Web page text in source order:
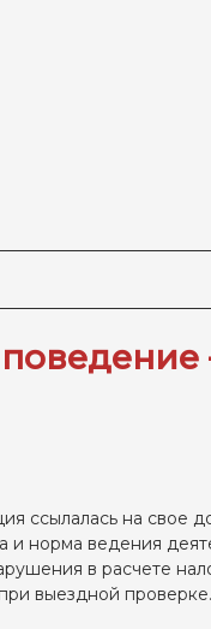
ссылалась на свое
норма ведения
в расчете
выездной